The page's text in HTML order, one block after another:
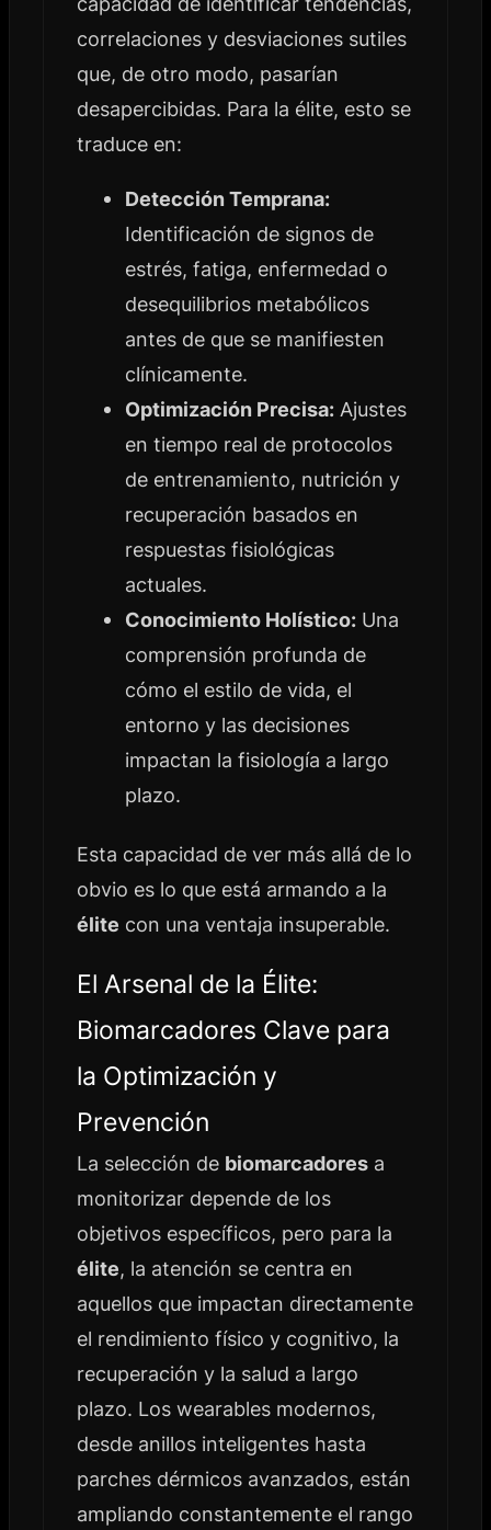
correlaciones y desviaciones sutiles
que, de otro modo, pasarían
desapercibidas. Para la élite, esto se
traduce en:
Detección Temprana:
Identificación de signos de
estrés, fatiga, enfermedad o
desequilibrios metabólicos
antes de que se manifiesten
clínicamente.
Optimización Precisa:Ajustes
en tiempo real de protocolos
de entrenamiento, nutrición y
recuperación basados en
respuestas fisiológicas
actuales.
Conocimiento Holístico:Una
comprensión profunda de
cómo el estilo de vida, el
entorno y las decisiones
impactan la fisiología a largo
plazo.
Esta capacidad de ver más allá de lo
obvio es lo que está armando a la
élite con una ventaja insuperable.
El Arsenal de la Élite:
Biomarcadores Clave para
la Optimización y
Prevención
La selección de biomarcadoresa
monitorizar depende de los
objetivos específicos, pero para la
élite, la atención se centra en
aquellos que impactan directamente
el rendimiento físico y cognitivo, la
recuperación y la salud a largo
plazo. Los wearables modernos,
desde anillos inteligentes hasta
parches dérmicos avanzados, están
ampliando constantemente el rango